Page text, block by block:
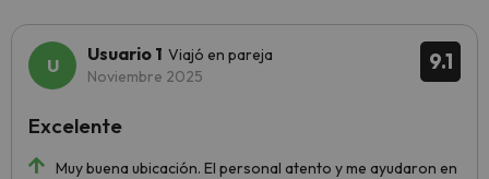
9.1
Usuario 1 Viajó en pareja
Noviembre 2025
Muy buena ubicación. El personal atento y me ayudaron en
Excelente